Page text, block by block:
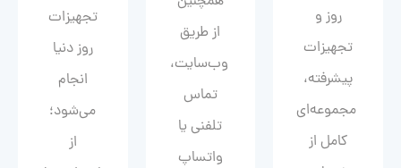
روز و
تجهیزات
پیشرفته،
مجموعه‌ای
کامل از
از طریق
وب‌سایت،
تماس
تلفنی یا
واتساپ
تجهیزات
روز دنیا
انجام
می‌شود؛
از